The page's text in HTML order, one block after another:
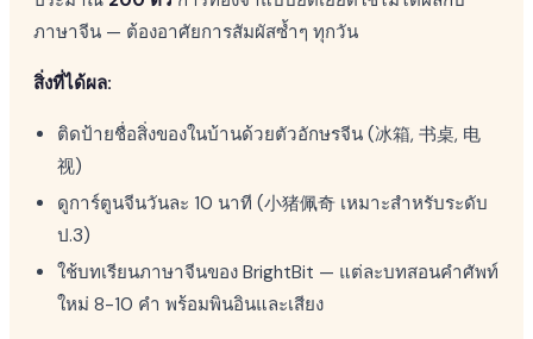
ภาษาจีน — ต้องอาศัยการสัมผัสซ้ำๆ ทุกวัน
สิ่งที่ได้ผล:
ติดป้ายชื่อสิ่งของในบ้านด้วยตัวอักษรจีน (冰箱, 书桌, 电
视)
ดูการ์ตูนจีนวันละ 10 นาที (小猪佩奇 เหมาะสำหรับระดับ
ป.3)
ใช้บทเรียนภาษาจีนของ BrightBit — แต่ละบทสอนคำศัพท์
ใหม่ 8-10 คำ พร้อมพินอินและเสียง